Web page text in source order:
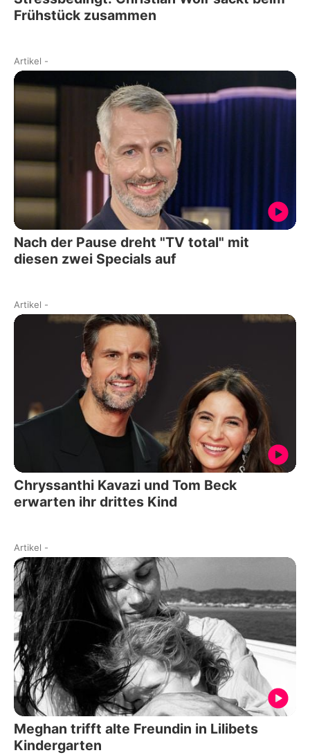
Frühstück zusammen
Artikel -
Nach der Pause dreht "TV total" mit
diesen zwei Specials auf
Artikel -
Chryssanthi Kavazi und Tom Beck
erwarten ihr drittes Kind
Artikel -
Meghan trifft alte Freundin in Lilibets
Kindergarten